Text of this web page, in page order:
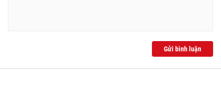
Gửi bình luận